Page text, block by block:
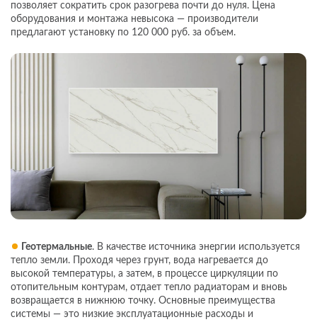
позволяет сократить срок разогрева почти до нуля. Цена
оборудования и монтажа невысока — производители
предлагают установку по 120 000 руб. за объем.
Геотермальные. В качестве источника энергии используется
тепло земли. Проходя через грунт, вода нагревается до
высокой температуры, а затем, в процессе циркуляции по
отопительным контурам, отдает тепло радиаторам и вновь
возвращается в нижнюю точку. Основные преимущества
системы — это низкие эксплуатационные расходы и